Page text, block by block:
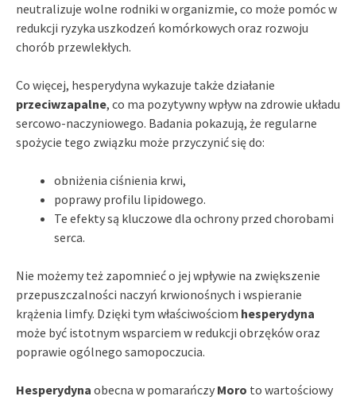
neutralizuje wolne rodniki w organizmie, co może pomóc w
redukcji ryzyka uszkodzeń komórkowych oraz rozwoju
chorób przewlekłych.
Co więcej, hesperydyna wykazuje także działanie
przeciwzapalne, co ma pozytywny wpływ na zdrowie układu
sercowo-naczyniowego. Badania pokazują, że regularne
spożycie tego związku może przyczynić się do:
obniżenia ciśnienia krwi,
poprawy profilu lipidowego.
Te efekty są kluczowe dla ochrony przed chorobami
serca.
Nie możemy też zapomnieć o jej wpływie na zwiększenie
przepuszczalności naczyń krwionośnych i wspieranie
krążenia limfy. Dzięki tym właściwościom hesperydyna
może być istotnym wsparciem w redukcji obrzęków oraz
poprawie ogólnego samopoczucia.
Hesperydyna obecna w pomarańczy Moro to wartościowy